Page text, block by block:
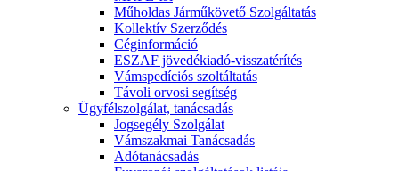
Műholdas Járműkövető Szolgáltatás
Kollektív Szerződés
Céginformáció
ESZAF jövedékiadó-visszatérítés
Vámspedíciós szoltáltatás
Távoli orvosi segítség
Ügyfélszolgálat, tanácsadás
Jogsegély Szolgálat
Vámszakmai Tanácsadás
Adótanácsadás